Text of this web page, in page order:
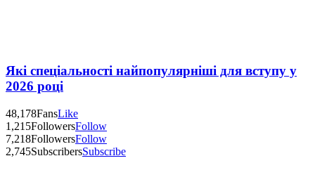
Які спеціальності найпопулярніші для вступу у
2026 році
48,178FansLike
1,215FollowersFollow
7,218FollowersFollow
2,745SubscribersSubscribe